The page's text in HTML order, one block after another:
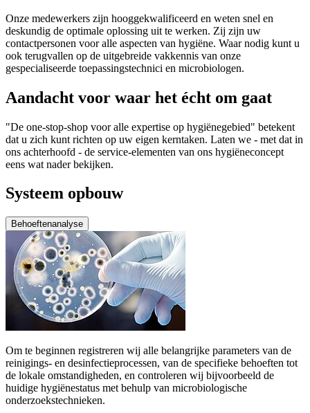
Onze medewerkers zijn hooggekwalificeerd en weten snel en
deskundig de optimale oplossing uit te werken. Zij zijn uw
contactpersonen voor alle aspecten van hygiëne. Waar nodig kunt u
ook terugvallen op de uitgebreide vakkennis van onze
gespecialiseerde toepassingstechnici en microbiologen.
Aandacht voor waar het écht om gaat
"De one-stop-shop voor alle expertise op hygiënegebied" betekent
dat u zich kunt richten op uw eigen kerntaken. Laten we - met dat in
ons achterhoofd - de service-elementen van ons hygiëneconcept
eens wat nader bekijken.
Systeem opbouw
Behoeftenanalyse
Om te beginnen registreren wij alle belangrijke parameters van de
reinigings- en desinfectieprocessen, van de specifieke behoeften tot
de lokale omstandigheden, en controleren wij bijvoorbeeld de
huidige hygiënestatus met behulp van microbiologische
onderzoekstechnieken.